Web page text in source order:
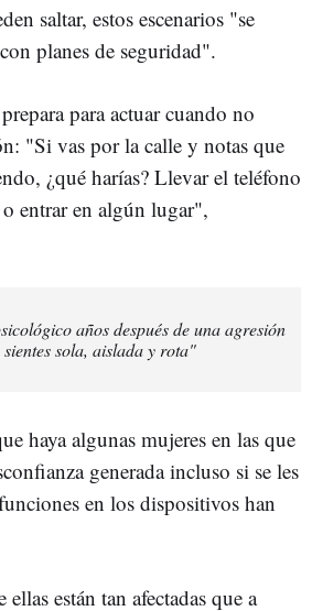
saltar, estos escenarios "se
planes de seguridad".
para actuar cuando no
"Si vas por la calle y notas que
¿qué harías? Llevar el teléfono
entrar en algún lugar",
años después de una agresión
sola, aislada y rota"
haya algunas mujeres en las que
generada incluso si se les
en los dispositivos han
están tan afectadas que a